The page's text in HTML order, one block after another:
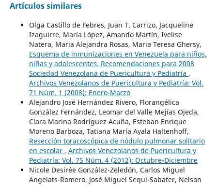
Artículos similares
Olga Castillo de Febres, Juan T. Carrizo, Jacqueline
Izaguirre, María López, Amando Martín, Ivelise
Natera, Maria Alejandra Rosas, Maria Teresa Ghersy,
Esquema de inmunizaciones en Venezuela para niños,
niñas y adolescentes. Recomendaciones para 2008
Sociedad Venezolana de Puericultura y Pediatría ,
Archivos Venezolanos de Puericultura y Pediatría: Vol.
71 Núm. 1 (2008): Enero-Marzo
Alejandro José Hernández Rivero, Florangélica
González Fernández, Leomar del Valle Mejías Ojeda,
Clara Marina Rodríguez Acuña, Esteban Enrique
Moreno Barboza, Tatiana María Ayala Haltenhoff,
Resección toracoscópica de nódulo pulmonar solitario
en escolar , Archivos Venezolanos de Puericultura y
Pediatría: Vol. 75 Núm. 4 (2012): Octubre-Diciembre
Nicole Desirée González-Zeledón, Carlos Miguel
Angelats-Romero, José Miguel Sequi-Sabater, Nelson